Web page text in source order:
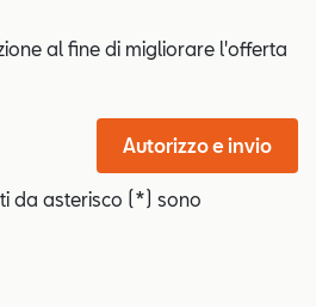
al fine di migliorare l'offerta
Autorizzo e invio
da asterisco (*) sono